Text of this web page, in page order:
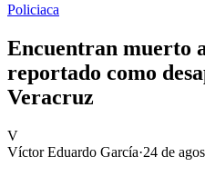
Policiaca
Encuentran muerto
reportado como
Veracruz
V
Víctor Eduardo García·24 de